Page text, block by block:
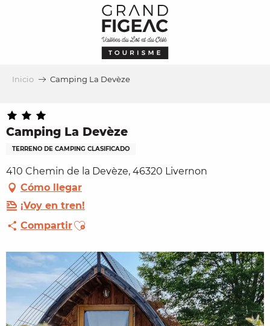
Inicio Camping La Devèze
Camping La Devèze
TERRENO DE CAMPING CLASIFICADO
410 Chemin de la Devèze, 46320 Livernon
Cómo llegar
¡Voy en tren!
CompartirAjouter aux favoris